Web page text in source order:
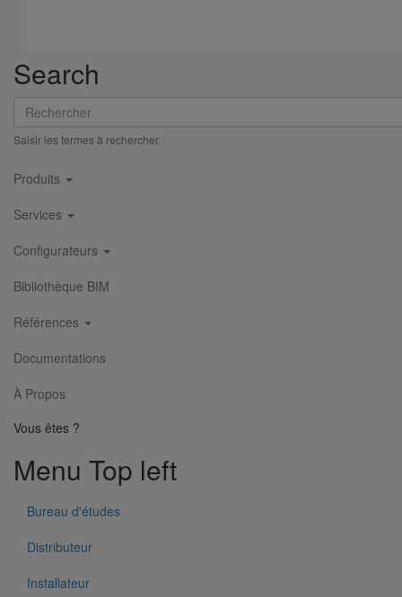
Search
Rechercher
Saisir les termes à rechercher.
Main
navigation
Produits
Services
Configurateurs
Bibliothèque BIM
Références
Documentations
À Propos
Vous êtes ?
Menu Top left
Bureau d'études
Distributeur
Installateur
En savoir plussur Esse à emboitement DN75 écartement 150
En savoir plussur Esse à emboitement DN125 écartement 75